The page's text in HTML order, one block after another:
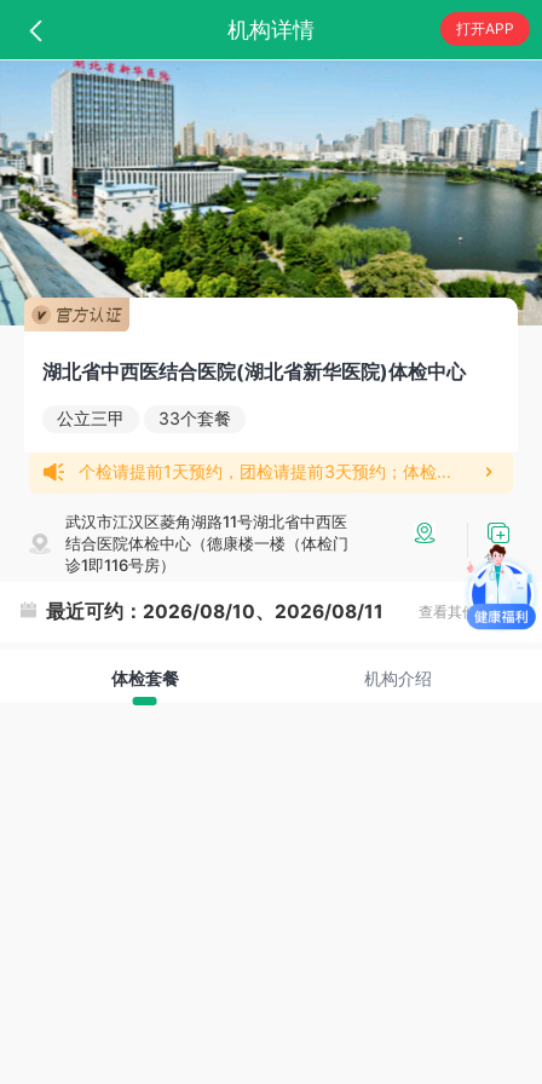
机构详情 打开APP
湖北省中西医结合医院(湖北省新华医院)体检中心
公立三甲 33个套餐
个检请提前1天预约，团检请提前3天预约；体检报告均7到10个工作日后出具！
武汉市江汉区菱角湖路11号湖北省中西医
结合医院体检中心（德康楼一楼（体检门
诊1即116号房）
复
制
最近可约： 2026/08/10、2026/08/11 查看其他时间
体检套餐 机构介绍